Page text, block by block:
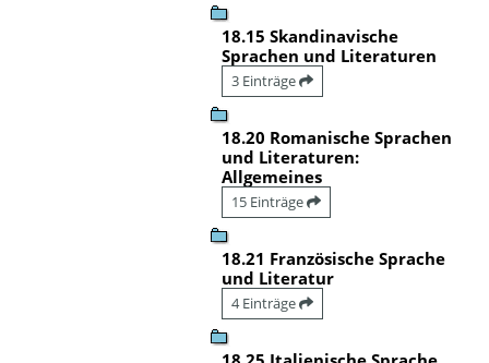
18.15 Skandinavische
Sprachen und Literaturen
3 Einträge
18.20 Romanische Sprachen
und Literaturen:
Allgemeines
15 Einträge
18.21 Französische Sprache
und Literatur
4 Einträge